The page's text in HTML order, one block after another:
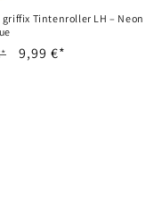
Tintenroller LH – Neon
Verkaufspreis
9,99 €*